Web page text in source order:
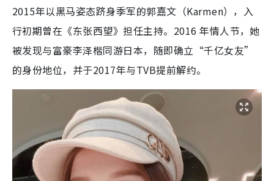
2015年以黑马姿态跻身季军的郭嘉文（Karmen），入
行初期曾在《东张西望》担任主持。2016 年情人节，她
被发现与富豪李泽楷同游日本，随即确立“千亿女友”
的身份地位，并于2017年与TVB提前解约。